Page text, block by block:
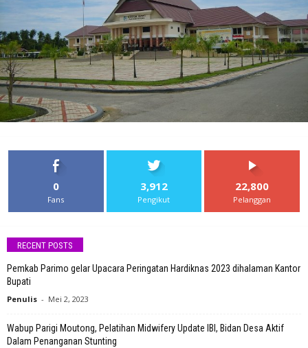
0
Fans
3,912
Pengikut
22,800
Pelanggan
RECENT POSTS
Pemkab Parimo gelar Upacara Peringatan Hardiknas 2023 dihalaman Kantor
Bupati
Penulis - Mei 2, 2023
Wabup Parigi Moutong, Pelatihan Midwifery Update IBI, Bidan Desa Aktif
Dalam Penanganan Stunting